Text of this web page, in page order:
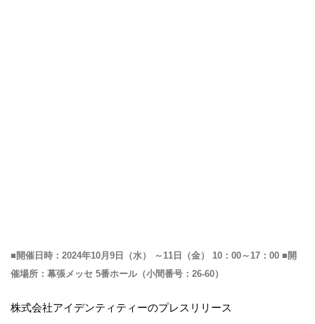
■開催日時：2024年10月9日（水） ～11日（金） 10：00～17：00 ■開
催場所：幕張メッセ 5番ホール（小間番号：26-60）
株式会社アイデンティティーのプレスリリース